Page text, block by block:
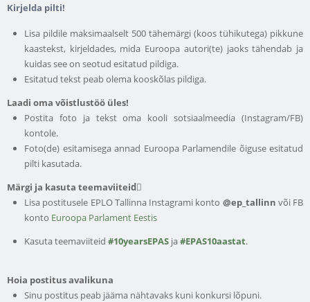
​Kirjelda pilti!
Lisa pildile maksimaalselt 500 tähemärgi (koos tühikutega) pikkune
kaastekst, kirjeldades, mida Euroopa autori(te) jaoks tähendab ja
kuidas see on seotud esitatud pildiga.
Esitatud tekst peab olema kooskõlas pildiga.
Laadi oma võistlustöö üles!
Postita foto ja tekst oma kooli sotsiaalmeedia (Instagram/FB)
kontole.
Foto(de) esitamisega annad Euroopa Parlamendile õiguse esitatud
pilti kasutada.
Märgi ja kasuta teemaviiteid
Lisa postitusele EPLO Tallinna Instagrami konto @ep_tallinn või FB
konto Euroopa Parlament Eestis
Kasuta teemaviiteid #10yearsEPAS ja#EPAS10aastat.
Hoia postitus avalikuna
Sinu postitus peab jääma nähtavaks kuni konkursi lõpuni.